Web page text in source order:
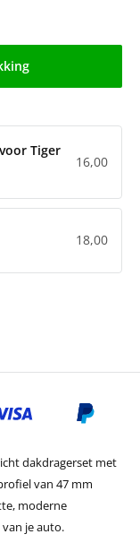
Tiger
16,00
18,00
dakdragerset met
van 47 mm
moderne
je auto.